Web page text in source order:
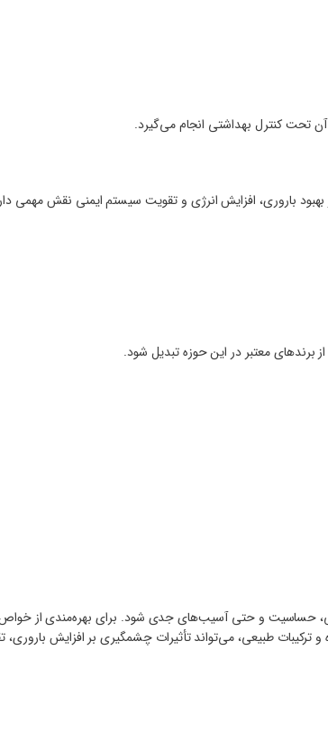
تحت کنترل بهداشتی انجام می‌گیرد.
برندهای معتبر در این حوزه تبدیل شود.
حساسیت و حتی آسیب‌های جدی شود. برای بهره‌مندی از
طبیعی، می‌تواند تأثیرات چشمگیری بر افزایش باروری،